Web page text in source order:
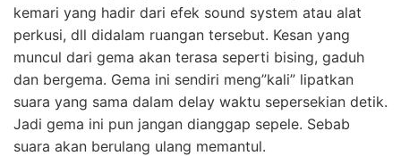
kemari yang hadir dari efek sound system atau alat
perkusi, dll didalam ruangan tersebut. Kesan yang
muncul dari gema akan terasa seperti bising, gaduh
dan bergema. Gema ini sendiri meng”kali” lipatkan
suara yang sama dalam delay waktu sepersekian detik.
Jadi gema ini pun jangan dianggap sepele. Sebab
suara akan berulang ulang memantul.